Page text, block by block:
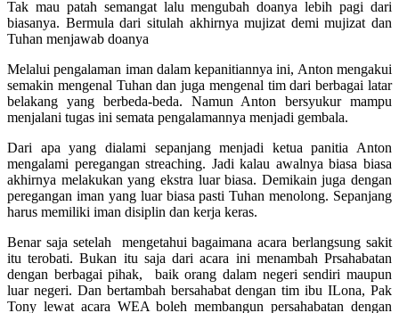
Tak mau patah semangat lalu mengubah doanya lebih pagi dari
biasanya. Bermula dari situlah akhirnya mujizat demi mujizat dan
Tuhan menjawab doanya
Melalui pengalaman iman dalam kepanitiannya ini, Anton mengakui
semakin mengenal Tuhan dan juga mengenal tim dari berbagai latar
belakang yang berbeda-beda. Namun Anton bersyukur mampu
menjalani tugas ini semata pengalamannya menjadi gembala.
Dari apa yang dialami sepanjang menjadi ketua panitia Anton
mengalami peregangan streaching. Jadi kalau awalnya biasa biasa
akhirnya melakukan yang ekstra luar biasa. Demikain juga dengan
peregangan iman yang luar biasa pasti Tuhan menolong. Sepanjang
harus memiliki iman disiplin dan kerja keras.
Benar saja setelah mengetahui bagaimana acara berlangsung sakit
itu terobati. Bukan itu saja dari acara ini menambah Prsahabatan
dengan berbagai pihak, baik orang dalam negeri sendiri maupun
luar negeri. Dan bertambah bersahabat dengan tim ibu ILona, Pak
Tony lewat acara WEA boleh membangun persahabatan dengan